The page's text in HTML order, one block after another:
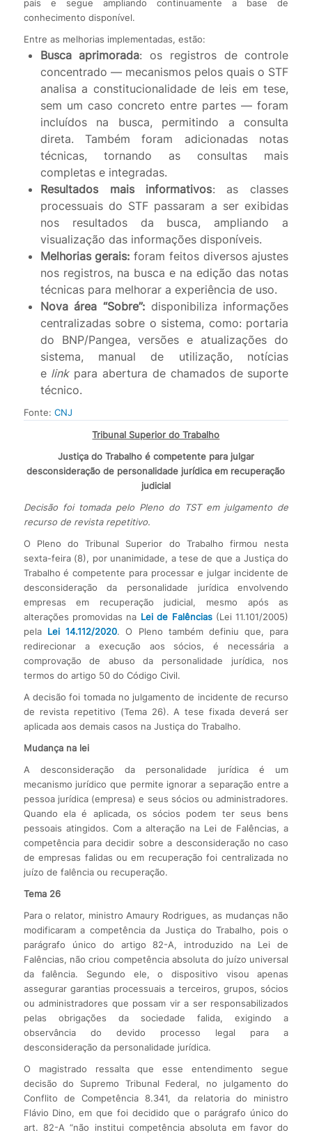
país e segue ampliando continuamente a base de
conhecimento disponível.
Entre as melhorias implementadas, estão:
Busca aprimorada: os registros de controle
concentrado — mecanismos pelos quais o STF
analisa a constitucionalidade de leis em tese,
sem um caso concreto entre partes — foram
incluídos na busca, permitindo a consulta
direta. Também foram adicionadas notas
técnicas, tornando as consultas mais
completas e integradas.
Resultados mais informativos: as classes
processuais do STF passaram a ser exibidas
nos resultados da busca, ampliando a
visualização das informações disponíveis.
Melhorias gerais: foram feitos diversos ajustes
nos registros, na busca e na edição das notas
técnicas para melhorar a experiência de uso.
Nova área “Sobre”: disponibiliza informações
centralizadas sobre o sistema, como: portaria
do BNP/Pangea, versões e atualizações do
sistema, manual de utilização, notícias
e linkpara abertura de chamados de suporte
técnico.
Fonte: CNJ
Tribunal Superior do Trabalho
Justiça do Trabalho é competente para julgar
desconsideração de personalidade jurídica em recuperação
judicial
Decisão foi tomada pelo Pleno do TST em julgamento de
recurso de revista repetitivo.
O Pleno do Tribunal Superior do Trabalho firmou nesta
sexta-feira (8), por unanimidade, a tese de que a Justiça do
Trabalho é competente para processar e julgar incidente de
desconsideração da personalidade jurídica envolvendo
empresas em recuperação judicial, mesmo após as
alterações promovidas na Lei de Falências(Lei 11.101/2005)
pela Lei 14.112/2020. O Pleno também definiu que, para
redirecionar a execução aos sócios, é necessária a
comprovação de abuso da personalidade jurídica, nos
termos do artigo 50 do Código Civil.
A decisão foi tomada no julgamento de incidente de recurso
de revista repetitivo (Tema 26). A tese fixada deverá ser
aplicada aos demais casos na Justiça do Trabalho.
Mudança na lei
A desconsideração da personalidade jurídica é um
mecanismo jurídico que permite ignorar a separação entre a
pessoa jurídica (empresa) e seus sócios ou administradores.
Quando ela é aplicada, os sócios podem ter seus bens
pessoais atingidos. Com a alteração na Lei de Falências, a
competência para decidir sobre a desconsideração no caso
de empresas falidas ou em recuperação foi centralizada no
juízo de falência ou recuperação.
Tema 26
Para o relator, ministro Amaury Rodrigues, as mudanças não
modificaram a competência da Justiça do Trabalho, pois o
parágrafo único do artigo 82-A, introduzido na Lei de
Falências, não criou competência absoluta do juízo universal
da falência. Segundo ele, o dispositivo visou apenas
assegurar garantias processuais a terceiros, grupos, sócios
ou administradores que possam vir a ser responsabilizados
pelas obrigações da sociedade falida, exigindo a
observância do devido processo legal para a
desconsideração da personalidade jurídica.
O magistrado ressalta que esse entendimento segue
decisão do Supremo Tribunal Federal, no julgamento do
Conflito de Competência 8.341, da relatoria do ministro
Flávio Dino, em que foi decidido que o parágrafo único do
art. 82-A “não institui competência absoluta em favor do